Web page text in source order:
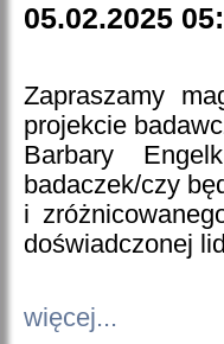
05.02.2025
Zapraszamy
projekcie
Barbary
badaczek/czy
i
doświadczonej
więcej...